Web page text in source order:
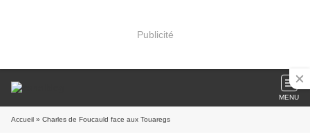
Publicité
MENU
Accueil » Charles de Foucauld face aux Touaregs